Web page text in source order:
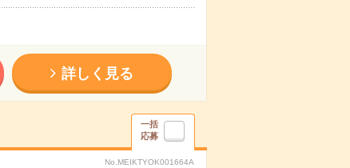
詳しく見る
一括
応募
No.MEIKTYOK001664A